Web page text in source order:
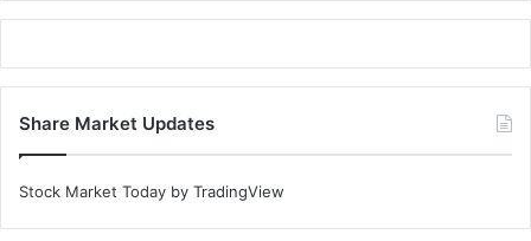
Share Market Updates
Stock Market Today by TradingView